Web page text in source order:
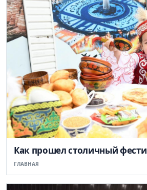
Как прошел столичный
ГЛАВНАЯ